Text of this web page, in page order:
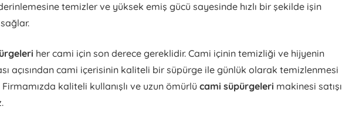
derinlemesine temizler ve yüksek emiş gücü sayesinde hızlı bir şekilde işin
her cami için son derece gereklidir. Cami içinin temizliği ve hijyenin
açısından cami içerisinin kaliteli bir süpürge ile günlük olarak temizlenmesi
kaliteli kullanışlı ve uzun ömürlücami süpürgeleri makinesi satışı